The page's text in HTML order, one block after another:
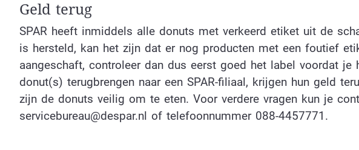
Geld terug
SPAR heeft inmiddels alle donuts met verkeerd etiket uit de
is hersteld, kan het zijn dat er nog producten met een foutief
aangeschaft, controleer dan dus eerst goed het label voordat je
donut(s) terugbrengen naar een SPAR-filiaal, krijgen hun geld
zijn de donuts veilig om te eten. Voor verdere vragen kun je
servicebureau@despar.nl of telefoonnummer 088-4457771.